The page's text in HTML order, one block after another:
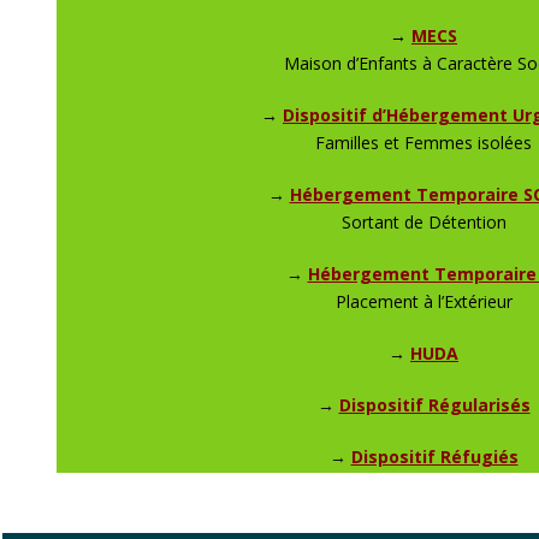
→ MECS
Maison d’Enfants à Caractère
→ Dispositif d’Hébergement
Familles et Femmes isolées
→ Hébergement Temporaire
Sortant de Détention
→ Hébergement Temporaire
Placement à l’Extérieur
→ HUDA
→ Dispositif Régularisés
→ Dispositif Réfugiés